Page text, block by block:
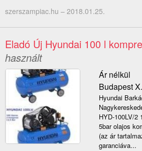
szerszampiac.hu – 2018.01.25.
Eladó Új Hyundai 100 l
használt
Ár nélkül
Budapest
Hyundai
HYD-100LV/2
5bar olajos
(az ár
garanciáva...